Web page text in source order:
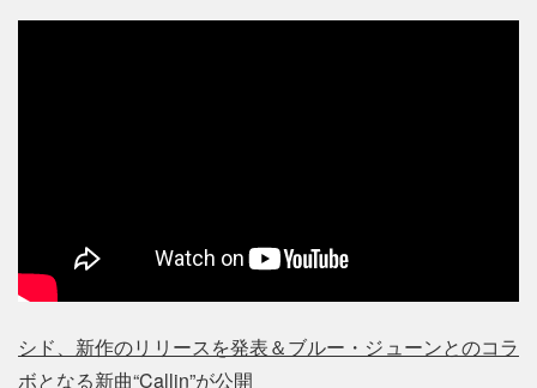
シド、新作のリリースを発表＆ブルー・ジューンとのコラ
ボとなる新曲“Callin”が公開